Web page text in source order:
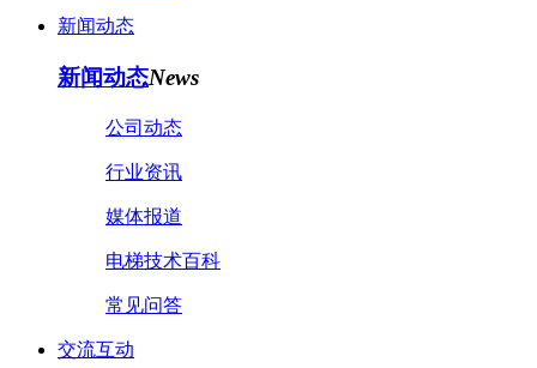
新闻动态
新闻动态News
公司动态
行业资讯
媒体报道
电梯技术百科
常见问答
交流互动